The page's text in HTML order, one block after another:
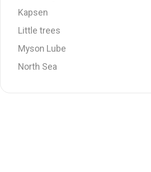
Kapsen
Little trees
Myson Lube
North Sea